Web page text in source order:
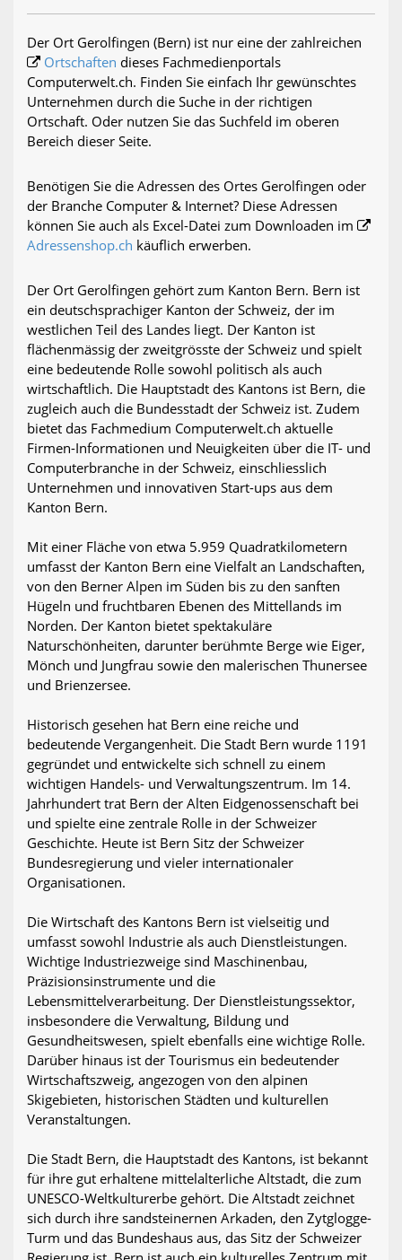
Der Ort Gerolfingen (Bern) ist nur eine der zahlreichen
Ortschaften dieses Fachmedienportals
Computerwelt.ch. Finden Sie einfach Ihr gewünschtes
Unternehmen durch die Suche in der richtigen
Ortschaft. Oder nutzen Sie das Suchfeld im oberen
Bereich dieser Seite.
Benötigen Sie die Adressen des Ortes Gerolfingen oder
der Branche Computer & Internet? Diese Adressen
können Sie auch als Excel-Datei zum Downloaden im
Adressenshop.ch käuflich erwerben.
Der Ort Gerolfingen gehört zum Kanton Bern. Bern ist
ein deutschsprachiger Kanton der Schweiz, der im
westlichen Teil des Landes liegt. Der Kanton ist
flächenmässig der zweitgrösste der Schweiz und spielt
eine bedeutende Rolle sowohl politisch als auch
wirtschaftlich. Die Hauptstadt des Kantons ist Bern, die
zugleich auch die Bundesstadt der Schweiz ist. Zudem
bietet das Fachmedium Computerwelt.ch aktuelle
Firmen-Informationen und Neuigkeiten über die IT- und
Computerbranche in der Schweiz, einschliesslich
Unternehmen und innovativen Start-ups aus dem
Kanton Bern.
Mit einer Fläche von etwa 5.959 Quadratkilometern
umfasst der Kanton Bern eine Vielfalt an Landschaften,
von den Berner Alpen im Süden bis zu den sanften
Hügeln und fruchtbaren Ebenen des Mittellands im
Norden. Der Kanton bietet spektakuläre
Naturschönheiten, darunter berühmte Berge wie Eiger,
Mönch und Jungfrau sowie den malerischen Thunersee
und Brienzersee.
Historisch gesehen hat Bern eine reiche und
bedeutende Vergangenheit. Die Stadt Bern wurde 1191
gegründet und entwickelte sich schnell zu einem
wichtigen Handels- und Verwaltungszentrum. Im 14.
Jahrhundert trat Bern der Alten Eidgenossenschaft bei
und spielte eine zentrale Rolle in der Schweizer
Geschichte. Heute ist Bern Sitz der Schweizer
Bundesregierung und vieler internationaler
Organisationen.
Die Wirtschaft des Kantons Bern ist vielseitig und
umfasst sowohl Industrie als auch Dienstleistungen.
Wichtige Industriezweige sind Maschinenbau,
Präzisionsinstrumente und die
Lebensmittelverarbeitung. Der Dienstleistungssektor,
insbesondere die Verwaltung, Bildung und
Gesundheitswesen, spielt ebenfalls eine wichtige Rolle.
Darüber hinaus ist der Tourismus ein bedeutender
Wirtschaftszweig, angezogen von den alpinen
Skigebieten, historischen Städten und kulturellen
Veranstaltungen.
Die Stadt Bern, die Hauptstadt des Kantons, ist bekannt
für ihre gut erhaltene mittelalterliche Altstadt, die zum
UNESCO-Weltkulturerbe gehört. Die Altstadt zeichnet
sich durch ihre sandsteinernen Arkaden, den Zytglogge-
Turm und das Bundeshaus aus, das Sitz der Schweizer